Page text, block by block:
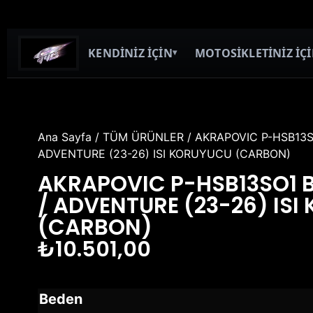
KENDİNİZ İÇİN▾ MOTOSİKLETİNİZ
Ana Sayfa / TÜM ÜRÜNLER/ AKRAPOVIC P-
ADVENTURE (23-26) ISI KORUYUCU (CARBON)
AKRAPOVIC P-HSB13SO1
/ ADVENTURE (23-26) ISI
(CARBON)
₺10.501,00
Beden